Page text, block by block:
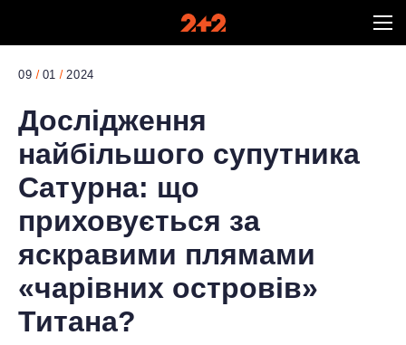
09 01 2024
Дослідження
найбільшого супутника
Сатурна: що
приховується за
яскравими плямами
«чарівних островів»
Титана?